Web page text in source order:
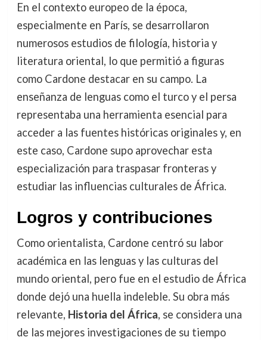
En el contexto europeo de la época,
especialmente en París, se desarrollaron
numerosos estudios de filología, historia y
literatura oriental, lo que permitió a figuras
como Cardone destacar en su campo. La
enseñanza de lenguas como el turco y el persa
representaba una herramienta esencial para
acceder a las fuentes históricas originales y, en
este caso, Cardone supo aprovechar esta
especialización para traspasar fronteras y
estudiar las influencias culturales de África.
Logros y contribuciones
Como orientalista, Cardone centró su labor
académica en las lenguas y las culturas del
mundo oriental, pero fue en el estudio de África
donde dejó una huella indeleble. Su obra más
relevante, Historia del África, se considera una
de las mejores investigaciones de su tiempo